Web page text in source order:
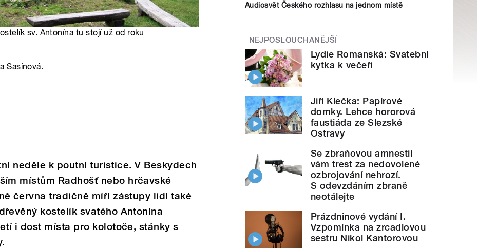
sv. Antonína tu stojí už od roku
Sasínová.
neděle k poutní turistice. V Beskydech
místům Radhošť nebo hrčavské
června tradičně míří zástupy lidí také
kostelík svatého Antonína
i dost místa pro kolotoče, stánky s
Audiosvět Českého rozhlasu na jednom místě
NEJPOSLOUCHANĚJŠÍ
Lydie Romanská: Svatební
kytka k večeři
Jiří Klečka: Papírové
domky. Lehce hororová
faustiáda ze Slezské
Ostravy
Se zbraňovou amnestií
vám trest za nedovolené
ozbrojování nehrozí.
S odevzdáním zbraně
neotálejte
Prázdninové vydání I.
Vzpomínka na zrcadlovou
sestru Nikol Kantorovou